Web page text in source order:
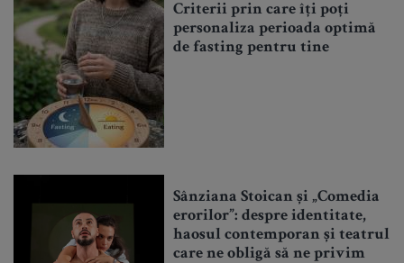
Criterii prin care îți poți
personaliza perioada optimă
de fasting pentru tine
Sânziana Stoican și „Comedia
erorilor”: despre identitate,
haosul contemporan și teatrul
care ne obligă să ne privim